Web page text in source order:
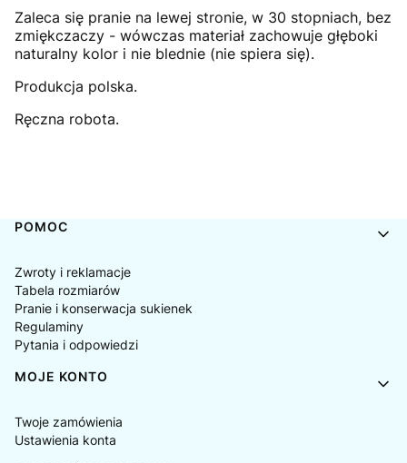
Zaleca się pranie na lewej stronie, w 30 stopniach, bez
zmiękczaczy - wówczas materiał zachowuje głęboki
naturalny kolor i nie blednie (nie spiera się).
Produkcja polska.
Ręczna robota.
Linki w stopce
POMOC
Zwroty i reklamacje
Tabela rozmiarów
Pranie i konserwacja sukienek
Regulaminy
Pytania i odpowiedzi
MOJE KONTO
Twoje zamówienia
Ustawienia konta